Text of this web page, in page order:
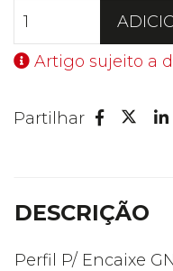
Artigo sujeito a
Partilhar
Facebook
DESCRIÇÃO
Perfil P/ Encaixe GN